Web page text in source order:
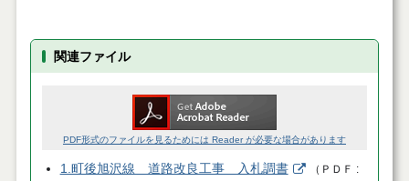
関連ファイル
PDF形式のファイルを見るためには Reader が必要な場合があります
1.町後旭沢線 道路改良工事 入札調書 （ ＰＤＦ